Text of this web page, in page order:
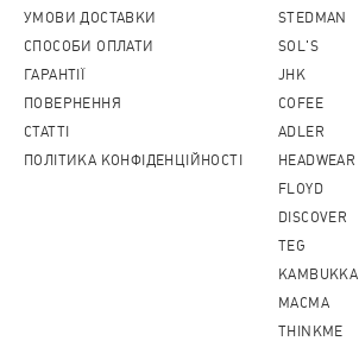
УМОВИ ДОСТАВКИ
СПОСОБИ ОПЛАТИ
ГАРАНТІЇ
ПОВЕРНЕННЯ
CТАТТІ
ПОЛІТИКА КОНФІДЕНЦІЙНОСТІ
STEDMAN
SOL'S
JHK
COFEE
ADLER
HEADWEAR
FLOYD
DISCOVER
TEG
KAMBUKKA
MACMA
THINKME